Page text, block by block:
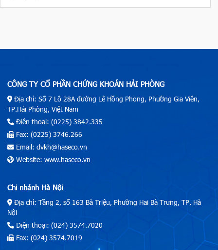
CÔNG TY CỔ PHẦN CHỨNG KHOÁN HẢI PHÒNG
Địa chỉ: Số 7 Lô 28A đường Lê Hồng Phong, Phường Gia Viên,
TP.Hải Phòng, Việt Nam
Điện thoại: (0225) 3842.335
Fax: (0225) 3746.266
Email: dvkh@haseco.vn
Website: www.haseco.vn
Chi nhánh Hà Nội
Địa chỉ: Tầng 2, số 163 Bà Triệu, Phường Hai Bà Trưng, TP. Hà
Nội
Điện thoại: (024) 3574.7020
Fax: (024) 3574.7019